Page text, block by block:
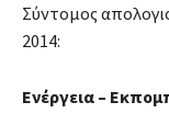
Σύντομος
2014:
Ενέργεια –